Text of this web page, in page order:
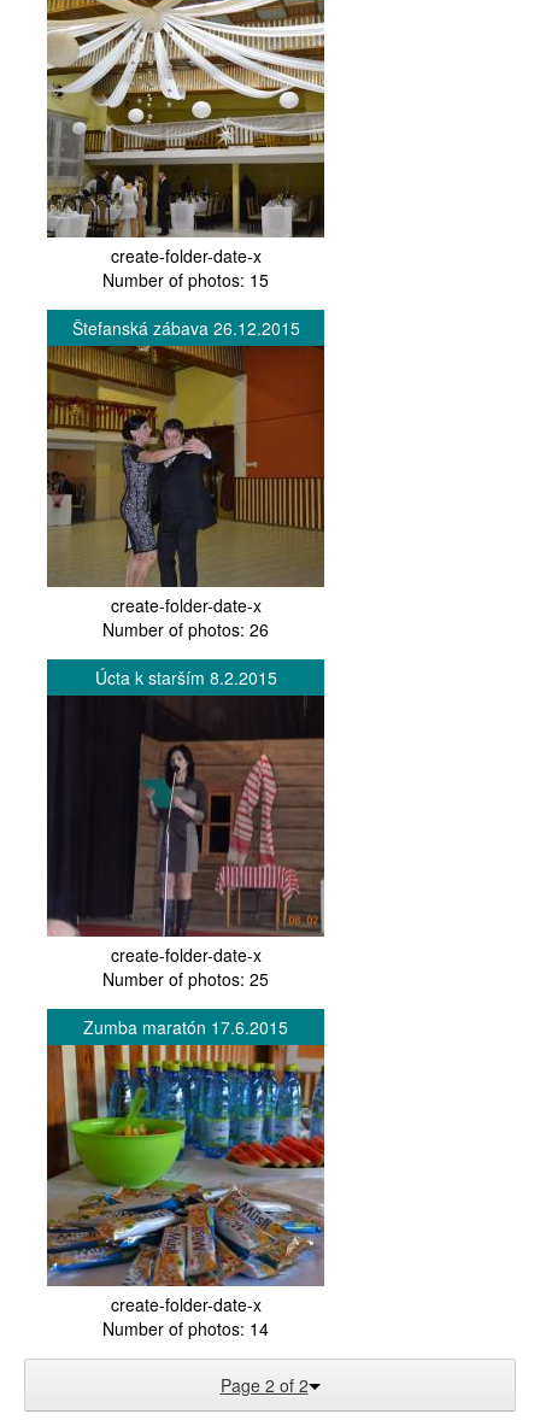
create-folder-date-x
Number of photos: 15
Štefanská zábava 26.12.2015
create-folder-date-x
Number of photos: 26
Úcta k starším 8.2.2015
create-folder-date-x
Number of photos: 25
Zumba maratón 17.6.2015
create-folder-date-x
Number of photos: 14
Page 2 of 2